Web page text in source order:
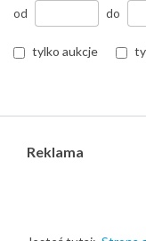
od do
tylko aukcje
Reklama